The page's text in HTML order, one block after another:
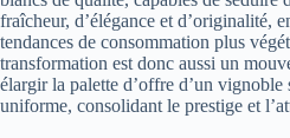
fraîcheur, d’élégance et d’originalité,
tendances de consommation plus
transformation est donc aussi un
élargir la palette d’offre d’un
uniforme, consolidant le prestige et